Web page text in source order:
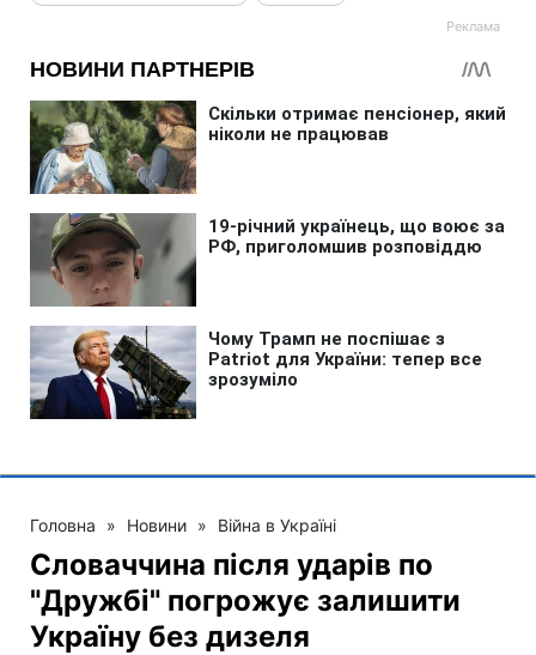
Головна » Новини » Війна в Україні
Словаччина після ударів по
"Дружбі" погрожує залишити
Україну без дизеля